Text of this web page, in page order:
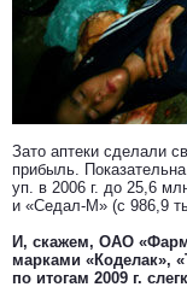
Зато аптеки сделали
прибыль.
уп. в 2006 г. до 25,6
и «Седал-М» (с 986,9
И, скажем, ОАО
марками «Коделак»,
по итогам 2009 г.